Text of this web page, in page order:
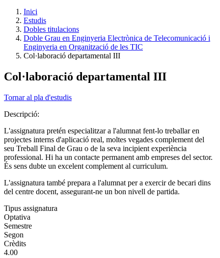
Inici
Estudis
Dobles titulacions
Doble Grau en Enginyeria Electrònica de Telecomunicació i
Enginyeria en Organització de les TIC
Col·laboració departamental III
Col·laboració departamental III
Tornar al pla d'estudis
Descripció:
L'assignatura pretén especialitzar a l'alumnat fent-lo treballar en
projectes interns d'aplicació real, moltes vegades complement del
seu Treball Final de Grau o de la seva incipient experiència
professional. Hi ha un contacte permanent amb empreses del sector.
És sens dubte un excelent complement al curriculum.
L'assignatura també prepara a l'alumnat per a exercir de becari dins
del centre docent, assegurant-ne un bon nivell de partida.
Tipus assignatura
Optativa
Semestre
Segon
Crèdits
4.00